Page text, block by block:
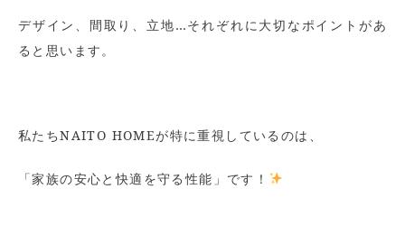
デザイン、間取り、立地…それぞれに大切なポイントがあ
ると思います。
私たちNAITO HOMEが特に重視しているのは、
「家族の安心と快適を守る性能」です！